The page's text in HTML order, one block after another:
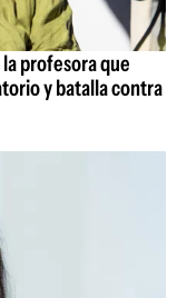
profesora que
y batalla contra